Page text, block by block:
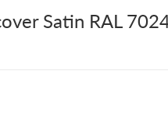
Satin RAL